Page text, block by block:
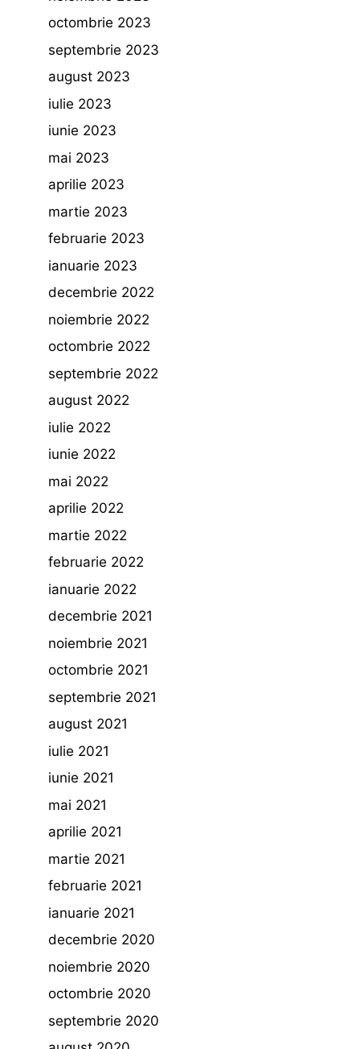
octombrie 2023
septembrie 2023
august 2023
iulie 2023
iunie 2023
mai 2023
aprilie 2023
martie 2023
februarie 2023
ianuarie 2023
decembrie 2022
noiembrie 2022
octombrie 2022
septembrie 2022
august 2022
iulie 2022
iunie 2022
mai 2022
aprilie 2022
martie 2022
februarie 2022
ianuarie 2022
decembrie 2021
noiembrie 2021
octombrie 2021
septembrie 2021
august 2021
iulie 2021
iunie 2021
mai 2021
aprilie 2021
martie 2021
februarie 2021
ianuarie 2021
decembrie 2020
noiembrie 2020
octombrie 2020
septembrie 2020